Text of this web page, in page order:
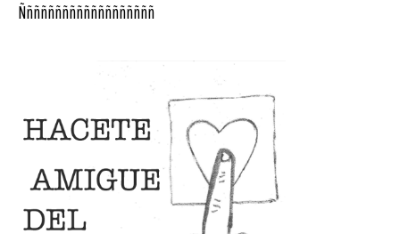
Ñññññññññññññññññññ